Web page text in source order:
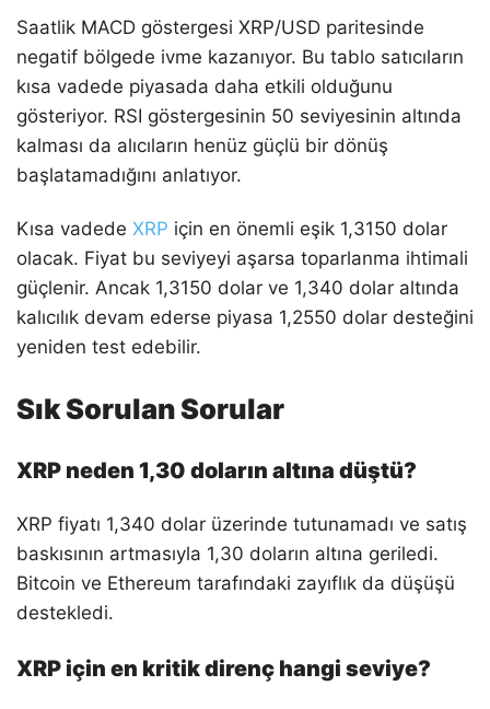
Saatlik MACD göstergesi XRP/USD paritesinde
negatif bölgede ivme kazanıyor. Bu tablo satıcıların
kısa vadede piyasada daha etkili olduğunu
gösteriyor. RSI göstergesinin 50 seviyesinin altında
kalması da alıcıların henüz güçlü bir dönüş
başlatamadığını anlatıyor.
Kısa vadede XRP için en önemli eşik 1,3150 dolar
olacak. Fiyat bu seviyeyi aşarsa toparlanma ihtimali
güçlenir. Ancak 1,3150 dolar ve 1,340 dolar altında
kalıcılık devam ederse piyasa 1,2550 dolar desteğini
yeniden test edebilir.
Sık Sorulan Sorular
XRP neden 1,30 doların altına düştü?
XRP fiyatı 1,340 dolar üzerinde tutunamadı ve satış
baskısının artmasıyla 1,30 doların altına geriledi.
Bitcoin ve Ethereum tarafındaki zayıflık da düşüşü
destekledi.
XRP için en kritik direnç hangi seviye?